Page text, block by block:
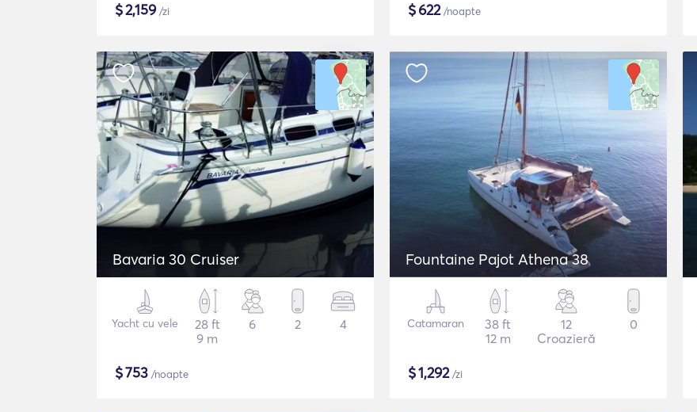
$2,159/zi $622/noapte
Bavaria 30 Cruiser
Yacht cu vele
28 ft
9 m
6 2 4
$753 /noapte
Fountaine Pajot Athena 38
Catamaran
38 ft
12 m
12
Croazieră
0
$1,292/zi